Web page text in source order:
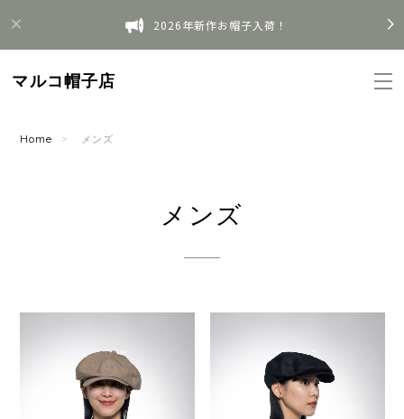
2026年新作お帽子入荷！
マルコ帽子店
Home メンズ
メンズ